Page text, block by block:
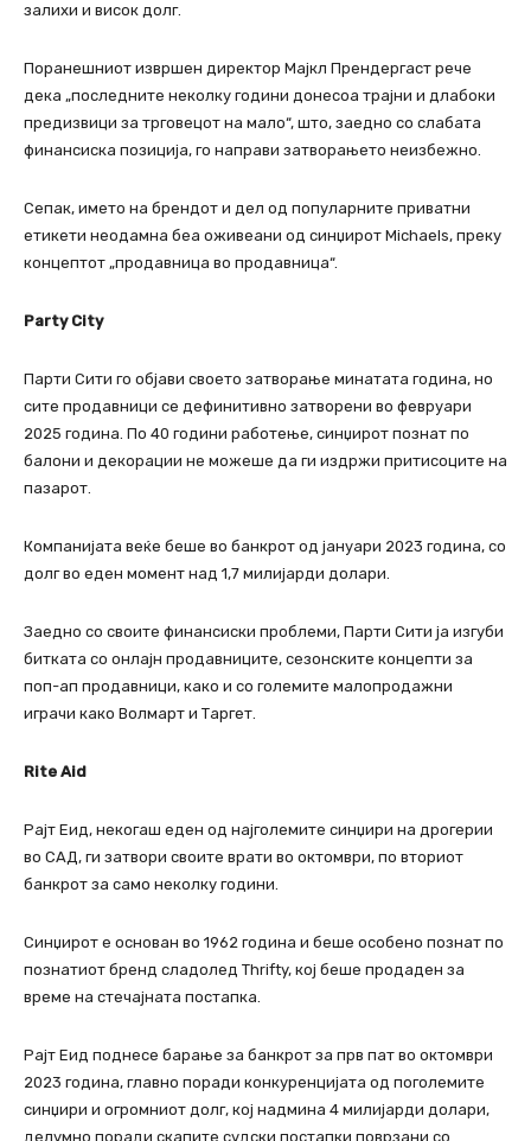
залихи и висок долг.
Поранешниот извршен директор Мајкл Прендергаст рече
дека „последните неколку години донесоа трајни и длабоки
предизвици за трговецот на мало“, што, заедно со слабата
финансиска позиција, го направи затворањето неизбежно.
Сепак, името на брендот и дел од популарните приватни
етикети неодамна беа оживеани од синџирот Michaels, преку
концептот „продавница во продавница“.
Party City
Парти Сити го објави своето затворање минатата година, но
сите продавници се дефинитивно затворени во февруари
2025 година. По 40 години работење, синџирот познат по
балони и декорации не можеше да ги издржи притисоците на
пазарот.
Компанијата веќе беше во банкрот од јануари 2023 година, со
долг во еден момент над 1,7 милијарди долари.
Заедно со своите финансиски проблеми, Парти Сити ја изгуби
битката со онлајн продавниците, сезонските концепти за
поп-ап продавници, како и со големите малопродажни
играчи како Волмарт и Таргет.
Rite Aid
Рајт Еид, некогаш еден од најголемите синџири на дрогерии
во САД, ги затвори своите врати во октомври, по вториот
банкрот за само неколку години.
Синџирот е основан во 1962 година и беше особено познат по
познатиот бренд сладолед Thrifty, кој беше продаден за
време на стечајната постапка.
Рајт Еид поднесе барање за банкрот за прв пат во октомври
2023 година, главно поради конкуренцијата од поголемите
синџири и огромниот долг, кој надмина 4 милијарди долари,
делумно поради скапите судски постапки поврзани со